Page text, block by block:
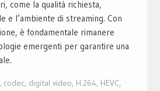
come la qualità richiesta,
e l’ambiente di streaming. Con
è fondamentale rimanere
emergenti per garantire una
, codec, digital video, H.264, HEVC,